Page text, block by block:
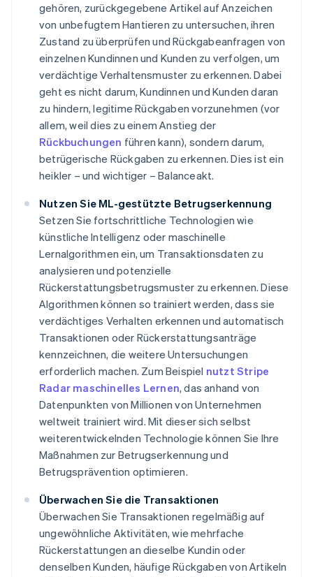
gehören, zurückgegebene Artikel auf Anzeichen
von unbefugtem Hantieren zu untersuchen, ihren
Zustand zu überprüfen und Rückgabeanfragen von
einzelnen Kundinnen und Kunden zu verfolgen, um
verdächtige Verhaltensmuster zu erkennen. Dabei
geht es nicht darum, Kundinnen und Kunden daran
zu hindern, legitime Rückgaben vorzunehmen (vor
allem, weil dies zu einem Anstieg der
Rückbuchungen führen kann), sondern darum,
betrügerische Rückgaben zu erkennen. Dies ist ein
heikler – und wichtiger – Balanceakt.
Nutzen Sie ML-gestützte Betrugserkennung
Setzen Sie fortschrittliche Technologien wie
künstliche Intelligenz oder maschinelle
Lernalgorithmen ein, um Transaktionsdaten zu
analysieren und potenzielle
Rückerstattungsbetrugsmuster zu erkennen. Diese
Algorithmen können so trainiert werden, dass sie
verdächtiges Verhalten erkennen und automatisch
Transaktionen oder Rückerstattungsanträge
kennzeichnen, die weitere Untersuchungen
erforderlich machen. Zum Beispiel nutzt Stripe
Radar maschinelles Lernen, das anhand von
Datenpunkten von Millionen von Unternehmen
weltweit trainiert wird. Mit dieser sich selbst
weiterentwickelnden Technologie können Sie Ihre
Maßnahmen zur Betrugserkennung und
Betrugsprävention optimieren.
Überwachen Sie die Transaktionen
Überwachen Sie Transaktionen regelmäßig auf
ungewöhnliche Aktivitäten, wie mehrfache
Rückerstattungen an dieselbe Kundin oder
denselben Kunden, häufige Rückgaben von Artikeln